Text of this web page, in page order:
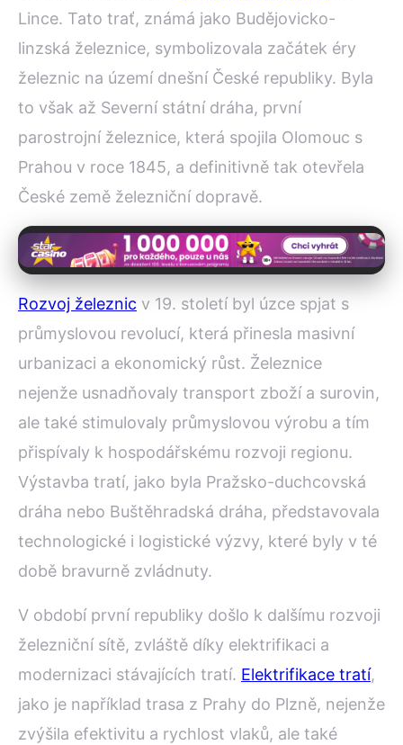
Lince. Tato trať, známá jako Budějovicko-
linzská železnice, symbolizovala začátek éry
železnic na území dnešní České republiky. Byla
to však až Severní státní dráha, první
parostrojní železnice, která spojila Olomouc s
Prahou v roce 1845, a definitivně tak otevřela
České země železniční dopravě.
Rozvoj železnic v 19. století byl úzce spjat s
průmyslovou revolucí, která přinesla masivní
urbanizaci a ekonomický růst. Železnice
nejenže usnadňovaly transport zboží a surovin,
ale také stimulovaly průmyslovou výrobu a tím
přispívaly k hospodářskému rozvoji regionu.
Výstavba tratí, jako byla Pražsko-duchcovská
dráha nebo Buštěhradská dráha, představovala
technologické i logistické výzvy, které byly v té
době bravurně zvládnuty.
V období první republiky došlo k dalšímu rozvoji
železniční sítě, zvláště díky elektrifikaci a
modernizaci stávajících tratí. Elektrifikace tratí,
jako je například trasa z Prahy do Plzně, nejenže
zvýšila efektivitu a rychlost vlaků, ale také